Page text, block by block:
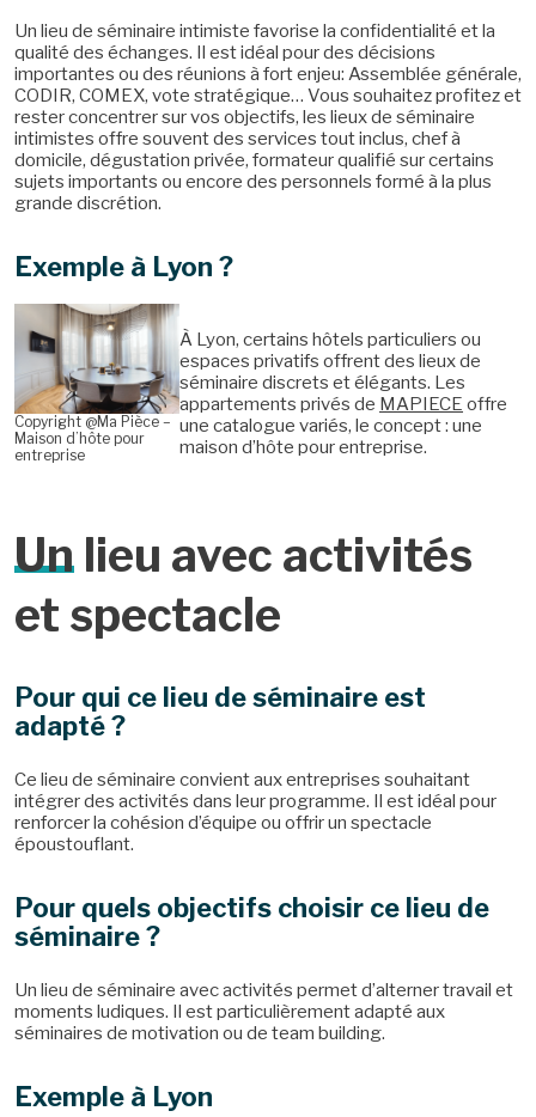
Un lieu de séminaire intimiste favorise la confidentialité et la
qualité des échanges. Il est idéal pour des décisions
importantes ou des réunions à fort enjeu: Assemblée générale,
CODIR, COMEX, vote stratégique… Vous souhaitez profitez et
rester concentrer sur vos objectifs, les lieux de séminaire
intimistes offre souvent des services tout inclus, chef à
domicile, dégustation privée, formateur qualifié sur certains
sujets importants ou encore des personnels formé à la plus
grande discrétion.
Exemple à Lyon ?
Copyright @Ma Pièce –
Maison d’hôte pour
entreprise
À Lyon, certains hôtels particuliers ou
espaces privatifs offrent des lieux de
séminaire discrets et élégants. Les
appartements privés de MAPIECE offre
une catalogue variés, le concept : une
maison d’hôte pour entreprise.
Un lieu avec activités
et spectacle
Pour qui ce lieu de séminaire est
adapté ?
Ce lieu de séminaire convient aux entreprises souhaitant
intégrer des activités dans leur programme. Il est idéal pour
renforcer la cohésion d’équipe ou offrir un spectacle
époustouflant.
Pour quels objectifs choisir ce lieu de
séminaire ?
Un lieu de séminaire avec activités permet d’alterner travail et
moments ludiques. Il est particulièrement adapté aux
séminaires de motivation ou de team building.
Exemple à Lyon